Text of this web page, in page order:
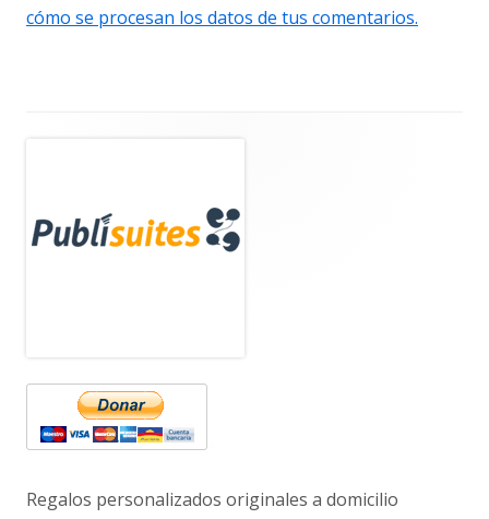
cómo se procesan los datos de tus comentarios.
lateral
principal
Regalos personalizados originales a domicilio